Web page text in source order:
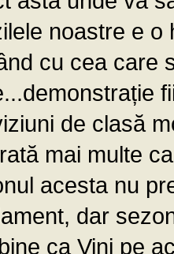
noastre e
cu cea care
de clasă
mai multe
acesta nu
dar
ca Vini pe